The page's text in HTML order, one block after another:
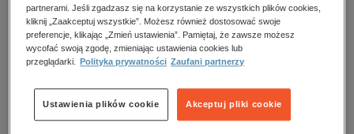
budownictwo, aranżacja wnętrz
biznesowe, branżowe, gospodarka
dzienniki
edukacja
Ruth Marshall
Sortowanie Filtrowanie
partnerami. Jeśli zgadzasz się na korzystanie ze wszystkich plików cookies,
kliknij „Zaakceptuj wszystkie”. Możesz również dostosować swoje
preferencje, klikając „Zmień ustawienia”. Pamiętaj, że zawsze możesz
wycofać swoją zgodę, zmieniając ustawienia cookies lub
przeglądarki.
Polityka prywatności Zaufani partnerzy
Akceptuj pliki cookie
Ustawienia plików cookie